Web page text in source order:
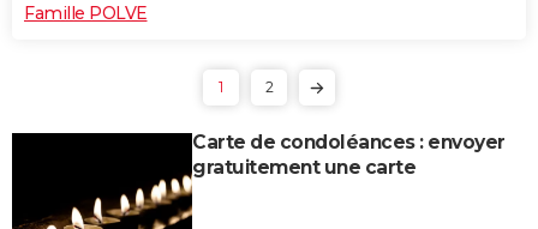
Famille POLVE
1 2
Carte de condoléances : envoyer
gratuitement une carte